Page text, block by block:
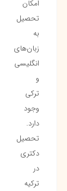
امکان
تحصیل
به
زبان‌های
انگلیسی
و
ترکی
وجود
دارد.
تحصیل
دکتری
در
ترکیه